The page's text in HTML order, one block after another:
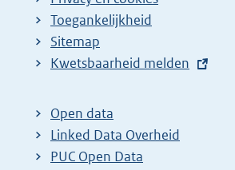
Toegankelijkheid
Sitemap
E
t
e
r
Kwetsbaarheid melden
Open data
Linked Data Overheid
PUC Open Data